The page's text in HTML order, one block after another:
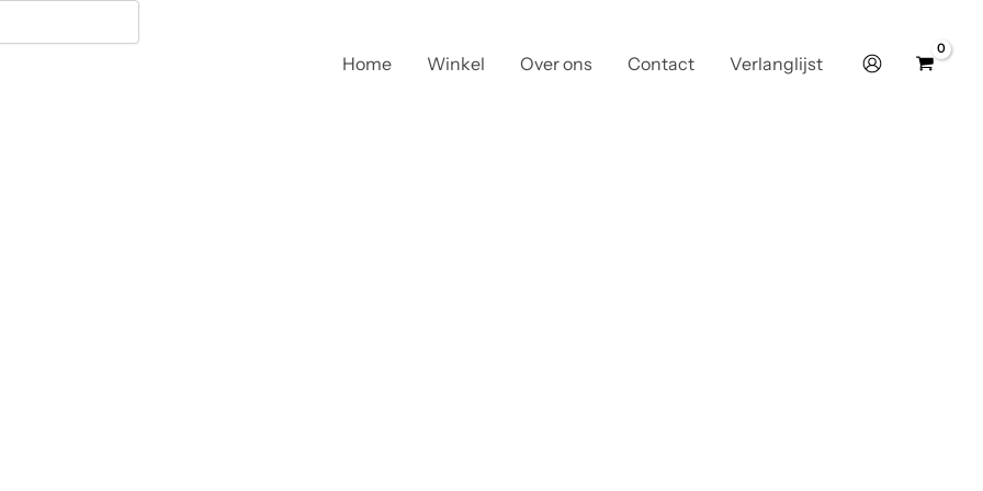
Home Winkel Over ons Contact Verlanglijst